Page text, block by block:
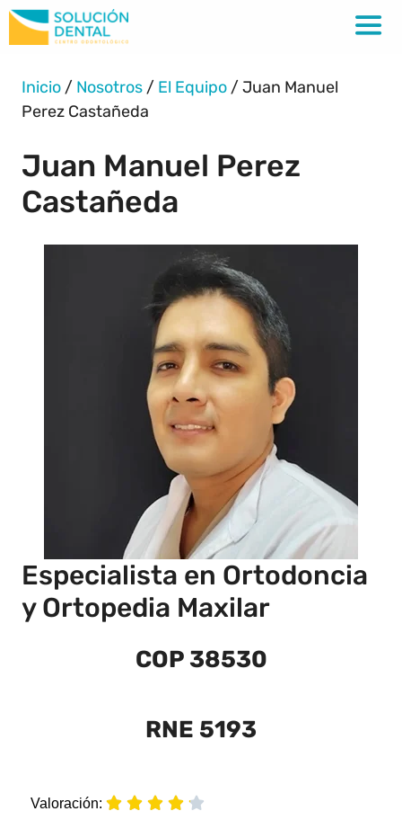
Inicio / Nosotros / El Equipo /Juan Manuel
Perez Castañeda
Juan Manuel Perez
Castañeda
Especialista en Ortodoncia
y Ortopedia Maxilar
COP 38530
RNE 5193
Valoración:     